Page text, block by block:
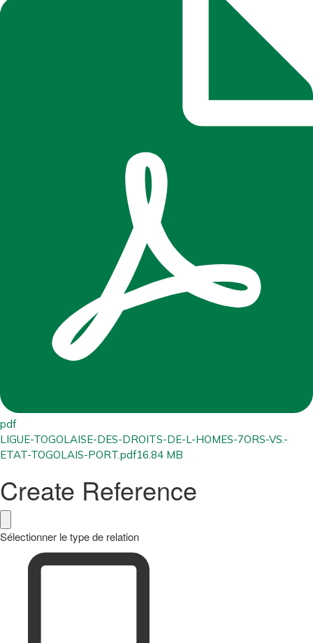
pdf
LIGUE-TOGOLAISE-DES-DROITS-DE-L-HOMES-7ORS-VS.-
ETAT-TOGOLAIS-PORT.pdf16.84 MB
Create Reference
Sélectionner le type de relation